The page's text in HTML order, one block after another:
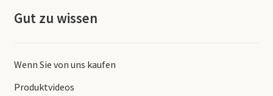
Gut zu wissen
Wenn Sie von uns kaufen
Produktvideos